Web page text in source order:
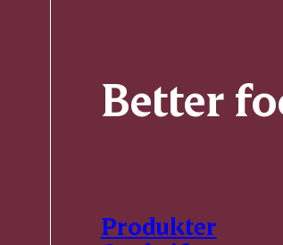
Better
Produkter